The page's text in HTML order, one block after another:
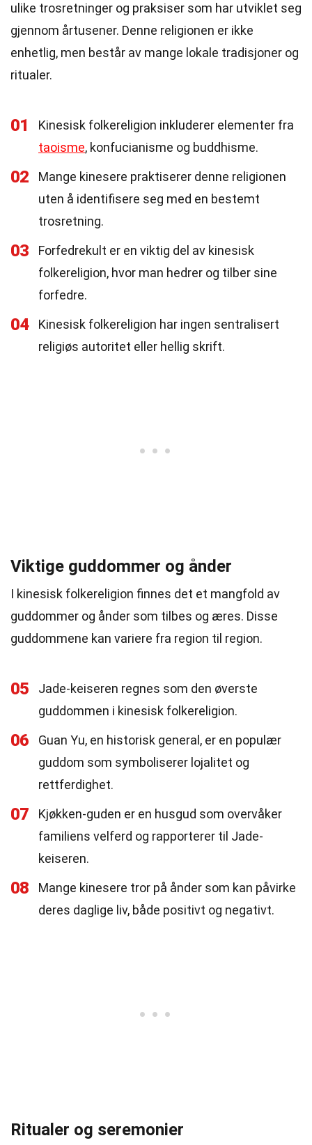
ulike trosretninger og praksiser som har utviklet seg
gjennom årtusener. Denne religionen er ikke
enhetlig, men består av mange lokale tradisjoner og
ritualer.
01
Kinesisk folkereligion inkluderer elementer fra
taoisme, konfucianisme og buddhisme.
02
Mange kinesere praktiserer denne religionen
uten å identifisere seg med en bestemt
trosretning.
03
Forfedrekult er en viktig del av kinesisk
folkereligion, hvor man hedrer og tilber sine
forfedre.
04
Kinesisk folkereligion har ingen sentralisert
religiøs autoritet eller hellig skrift.
Viktige guddommer og ånder
I kinesisk folkereligion finnes det et mangfold av
guddommer og ånder som tilbes og æres. Disse
guddommene kan variere fra region til region.
05
Jade-keiseren regnes som den øverste
guddommen i kinesisk folkereligion.
06
Guan Yu, en historisk general, er en populær
guddom som symboliserer lojalitet og
rettferdighet.
07
Kjøkken-guden er en husgud som overvåker
familiens velferd og rapporterer til Jade-
keiseren.
08
Mange kinesere tror på ånder som kan påvirke
deres daglige liv, både positivt og negativt.
Ritualer og seremonier